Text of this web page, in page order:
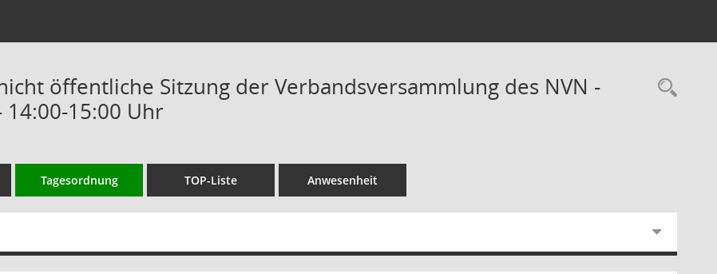
öffentliche Sitzung der Verbandsversammlung des NVN -
14:00-15:00 Uhr
Tagesordnung TOP-Liste Anwesenheit